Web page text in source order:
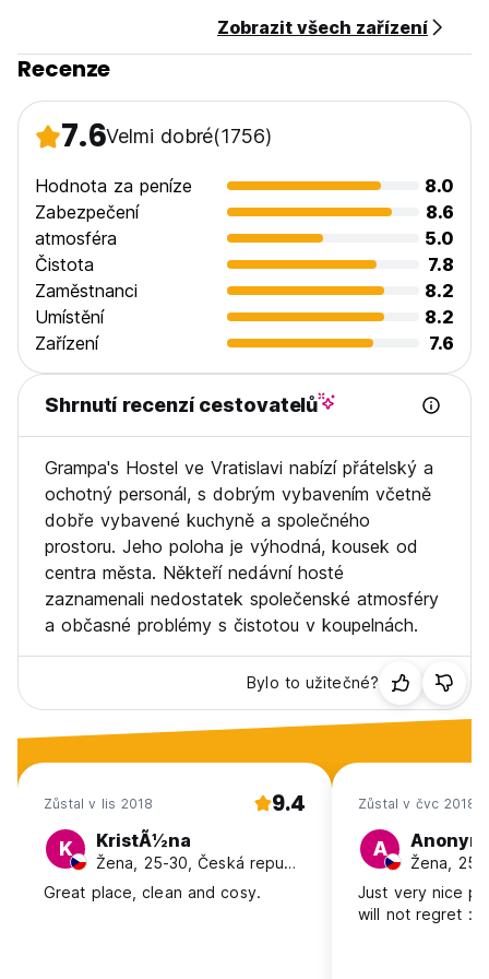
Počítačová stanice zdarma
Úžasný anglicky mluvící personál
Poznámka:
Pozdní zrušení nebo nedostavení se – poplatek za jednu
noc
Platba při příjezdu v hotovosti (pouze PLN!) nebo kreditní
kartou (s možností výběru měny)
Check in od 14:00
Odhlášení do 11:30
Včetně daní (Auto-translated from original language)
Zobrazit všech zařízení
Recenze
7.6Velmi dobré(1756)
Hodnota za peníze
8.0
Zabezpečení
8.6
atmosféra
5.0
Čistota
7.8
Zaměstnanci
8.2
Umístění
8.2
Zařízení
7.6
Shrnutí recenzí cestovatelů
Grampa's Hostel ve Vratislavi nabízí přátelský a
ochotný personál, s dobrým vybavením včetně
dobře vybavené kuchyně a společného
prostoru. Jeho poloha je výhodná, kousek od
centra města. Někteří nedávní hosté
zaznamenali nedostatek společenské atmosféry
a občasné problémy s čistotou v koupelnách.
Bylo to užitečné?
Zůstal v lis 2018 9.4
K KristÃ½na
Žena, 25-30, Česká republika
Great place, clean and cosy.
Zůstal v čvc 2018
A
Just very nice
will not regret :)